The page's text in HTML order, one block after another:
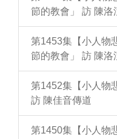
節的教會」 訪 陳洛
第1453集【小人物
節的教會」 訪 陳洛
第1452集【小人物
訪 陳佳音傳道
第1450集【小人物